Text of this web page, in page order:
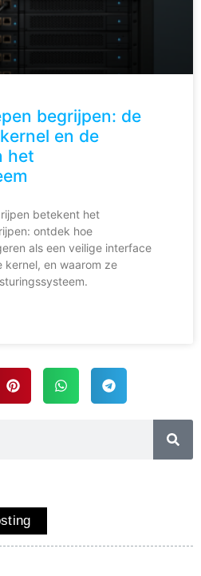
begrijpen: de
en de
het
betekent het
ontdek hoe
als een veilige interface
kernel, en waarom ze